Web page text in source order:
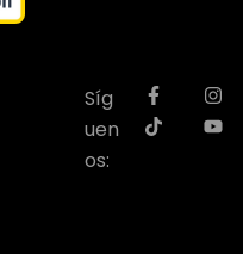
Síg
uen
os: